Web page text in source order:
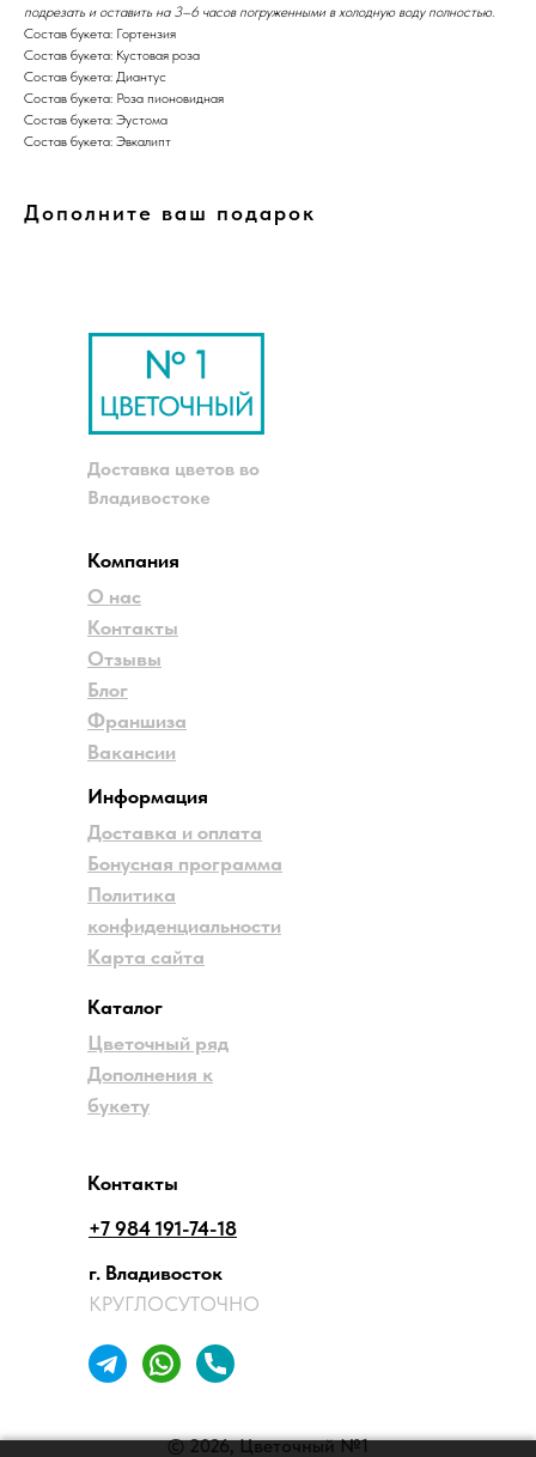
подрезать и оставить на 3–6 часов погруженными в холодную воду полностью.
Состав букета: Гортензия
Состав букета: Кустовая роза
Состав букета: Диантус
Состав букета: Роза пионовидная
Состав букета: Эустома
Состав букета: Эвкалипт
Дополните ваш подарок
Доставка цветов во
Владивостоке
Компания
О нас
Контакты
Отзывы
Блог
Франшиза
Вакансии
Информация
Доставка и оплата
Бонусная программа
Политика
конфиденциальности
Карта сайта
Контакты
г. Владивосток
КРУГЛОСУТОЧНО
+7 984 191-74-18
Каталог
Цветочный ряд
Дополнения к
букету
© 2026, Цветочный №1